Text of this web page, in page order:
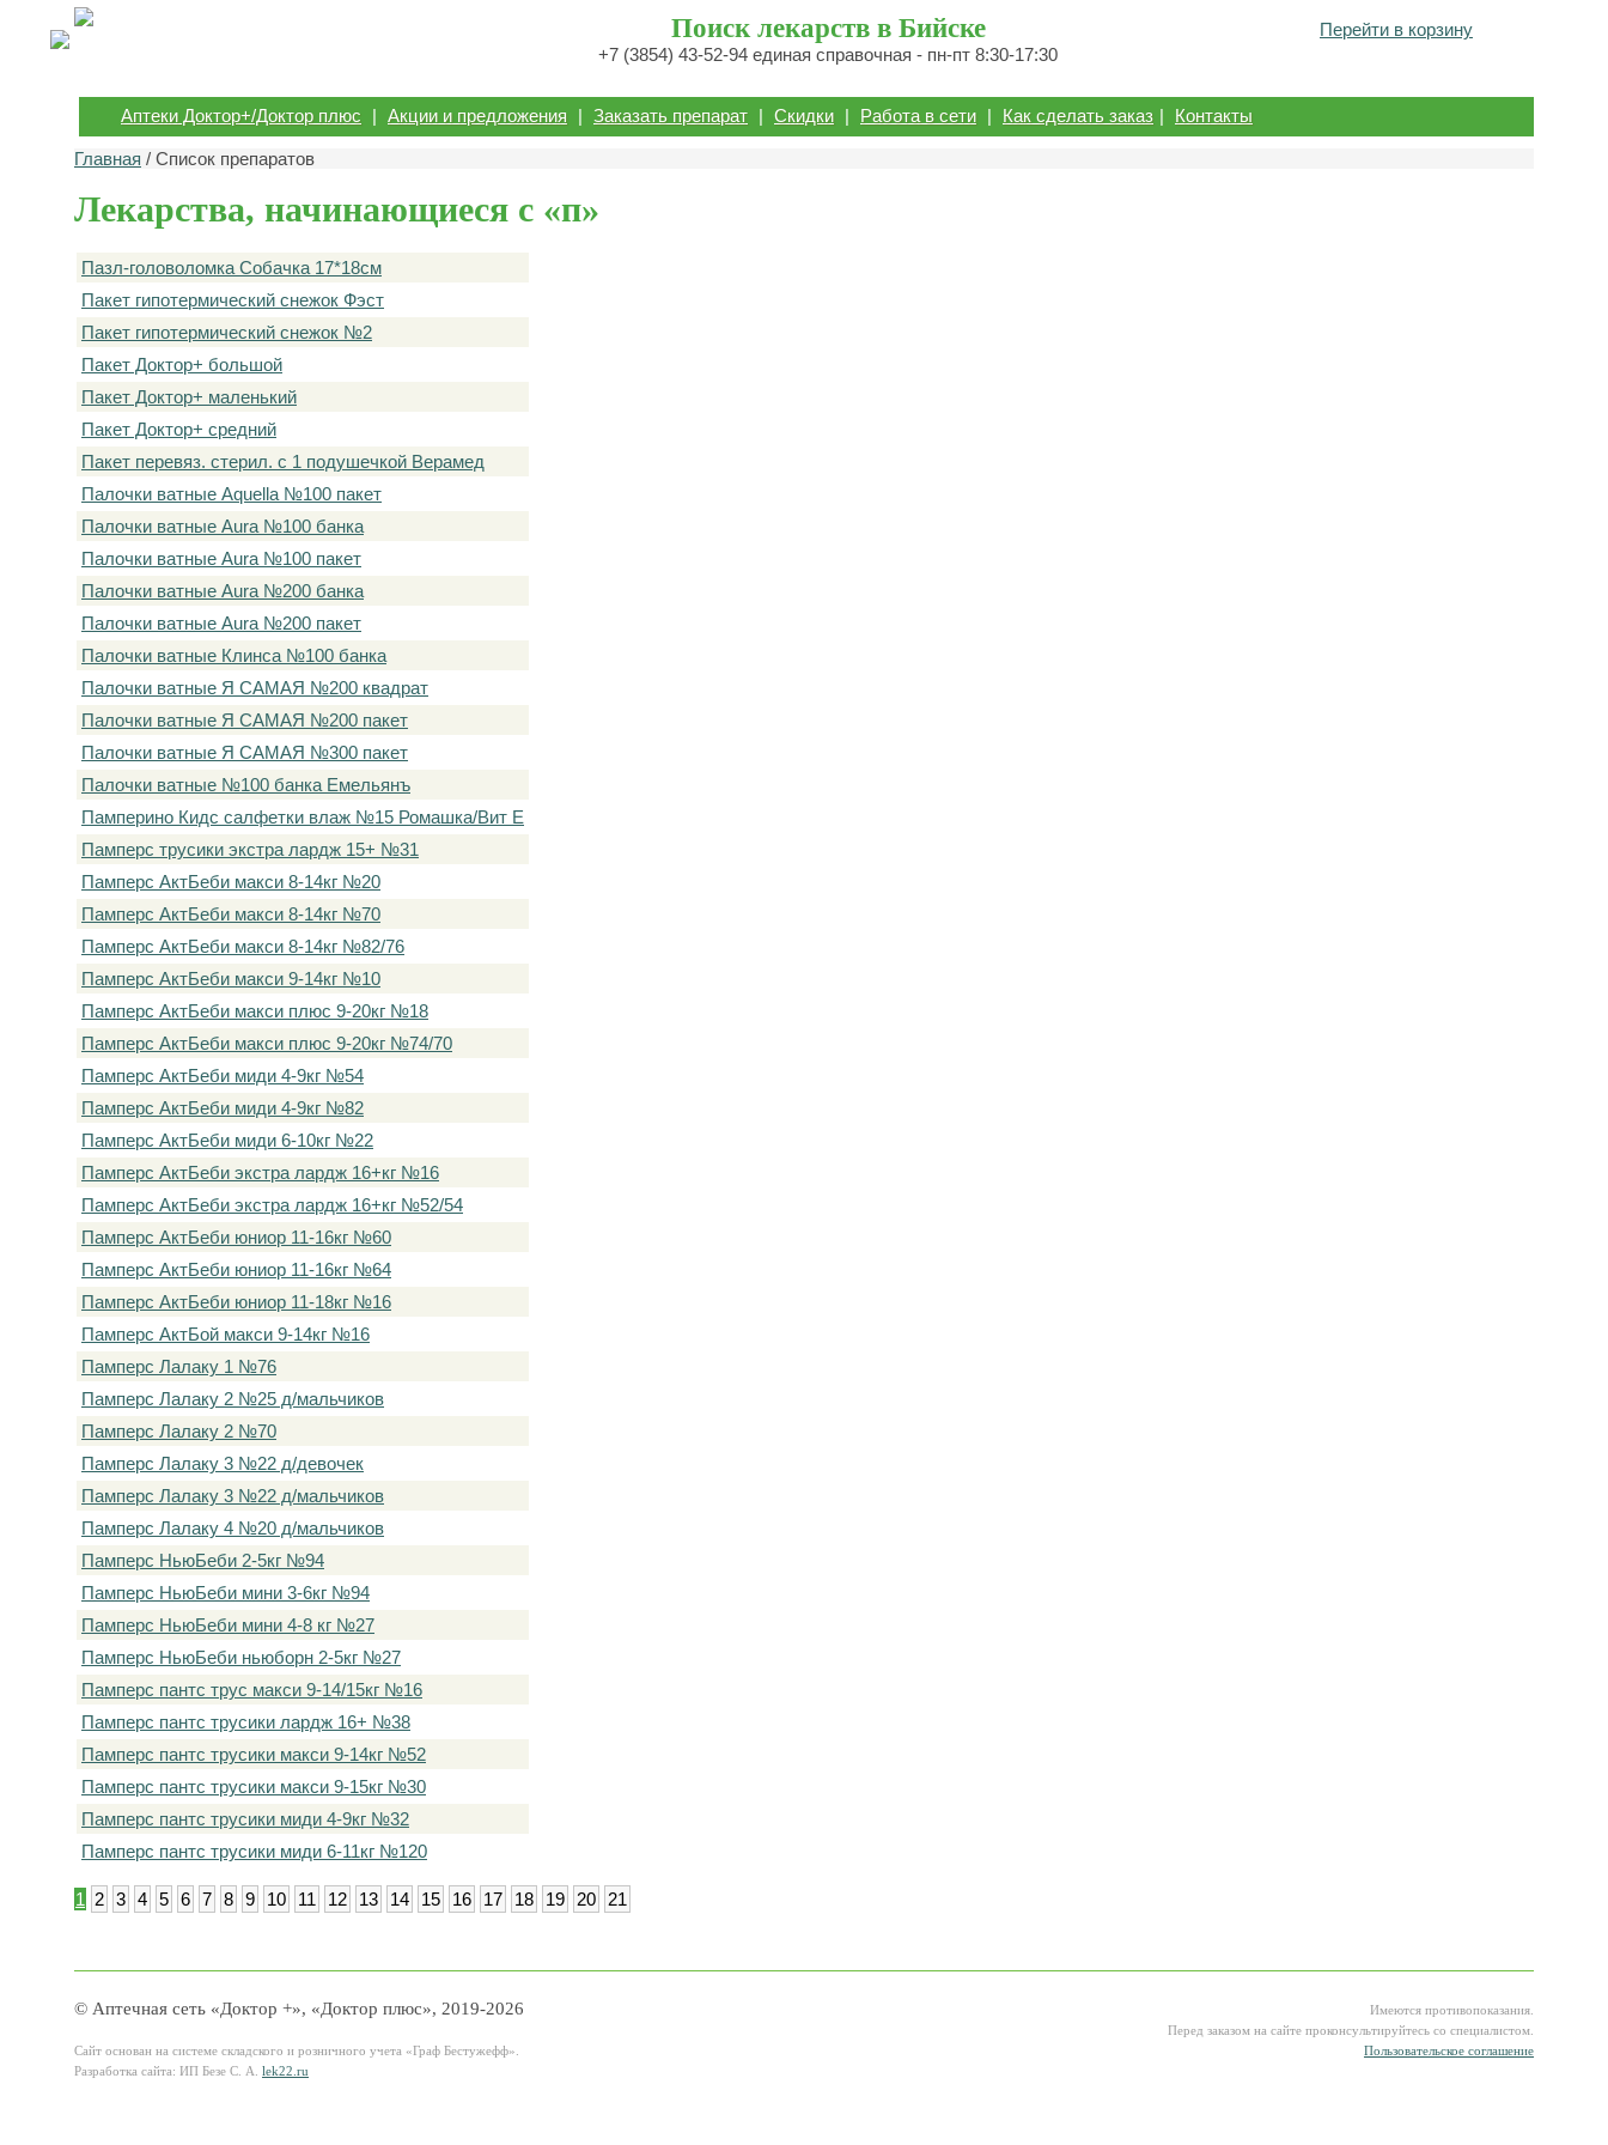
Поиск лекарств в Бийске
+7 (3854) 43-52-94 единая справочная - пн-пт 8:30-17:30
Перейти в корзину
Аптеки Доктор+/Доктор плюс | Акции и предложения | Заказать препарат | Скидки | Работа в сети | Как сделать заказ | Контакты
Главная / Список препаратов
Лекарства, начинающиеся с «п»
Пазл-головоломка Собачка 17*18см
Пакет гипотермический снежок Фэст
Пакет гипотермический снежок №2
Пакет Доктор+ большой
Пакет Доктор+ маленький
Пакет Доктор+ средний
Пакет перевяз. стерил. с 1 подушечкой Верамед
Палочки ватные Aquella №100 пакет
Палочки ватные Aura №100 банка
Палочки ватные Aura №100 пакет
Палочки ватные Aura №200 банка
Палочки ватные Aura №200 пакет
Палочки ватные Клинса №100 банка
Палочки ватные Я САМАЯ №200 квадрат
Палочки ватные Я САМАЯ №200 пакет
Палочки ватные Я САМАЯ №300 пакет
Палочки ватные №100 банка Емельянъ
Памперино Кидс салфетки влаж №15 Ромашка/Вит Е
Памперс трусики экстра лардж 15+ №31
Памперс АктБеби макси 8-14кг №20
Памперс АктБеби макси 8-14кг №70
Памперс АктБеби макси 8-14кг №82/76
Памперс АктБеби макси 9-14кг №10
Памперс АктБеби макси плюс 9-20кг №18
Памперс АктБеби макси плюс 9-20кг №74/70
Памперс АктБеби миди 4-9кг №54
Памперс АктБеби миди 4-9кг №82
Памперс АктБеби миди 6-10кг №22
Памперс АктБеби экстра лардж 16+кг №16
Памперс АктБеби экстра лардж 16+кг №52/54
Памперс АктБеби юниор 11-16кг №60
Памперс АктБеби юниор 11-16кг №64
Памперс АктБеби юниор 11-18кг №16
Памперс АктБой макси 9-14кг №16
Памперс Лалаку 1 №76
Памперс Лалаку 2 №25 д/мальчиков
Памперс Лалаку 2 №70
Памперс Лалаку 3 №22 д/девочек
Памперс Лалаку 3 №22 д/мальчиков
Памперс Лалаку 4 №20 д/мальчиков
Памперс НьюБеби 2-5кг №94
Памперс НьюБеби мини 3-6кг №94
Памперс НьюБеби мини 4-8 кг №27
Памперс НьюБеби ньюборн 2-5кг №27
Памперс пантс трус макси 9-14/15кг №16
Памперс пантс трусики лардж 16+ №38
Памперс пантс трусики макси 9-14кг №52
Памперс пантс трусики макси 9-15кг №30
Памперс пантс трусики миди 4-9кг №32
Памперс пантс трусики миди 6-11кг №120
1 2 3 4 5 6 7 8 9 10 11 12 13 14 15 16 17 18 19 20 21
© Аптечная сеть «Доктор +», «Доктор плюс», 2019-2026
Сайт основан на системе складского и розничного учета «Граф Бестужефф».
Разработка сайта: ИП Безе С. А. lek22.ru
Имеются противопоказания.
Перед заказом на сайте проконсультируйтесь со специалистом.
Пользовательское соглашение